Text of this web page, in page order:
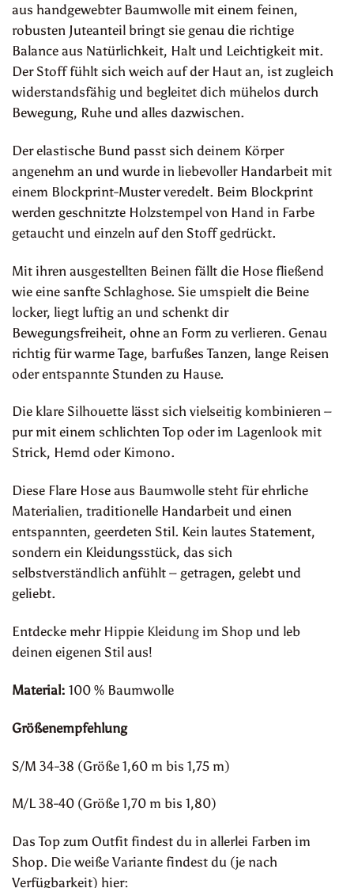
aus handgewebter Baumwolle mit einem feinen,
robusten Juteanteil bringt sie genau die richtige
Balance aus Natürlichkeit, Halt und Leichtigkeit mit.
Der Stoff fühlt sich weich auf der Haut an, ist zugleich
widerstandsfähig und begleitet dich mühelos durch
Bewegung, Ruhe und alles dazwischen.
Der elastische Bund passt sich deinem Körper
angenehm an und wurde in liebevoller Handarbeit mit
einem Blockprint-Muster veredelt. Beim Blockprint
werden geschnitzte Holzstempel von Hand in Farbe
getaucht und einzeln auf den Stoff gedrückt.
Mit ihren ausgestellten Beinen fällt die Hose fließend
wie eine sanfte Schlaghose. Sie umspielt die Beine
locker, liegt luftig an und schenkt dir
Bewegungsfreiheit, ohne an Form zu verlieren. Genau
richtig für warme Tage, barfußes Tanzen, lange Reisen
oder entspannte Stunden zu Hause.
Die klare Silhouette lässt sich vielseitig kombinieren –
pur mit einem schlichten Top oder im Lagenlook mit
Strick, Hemd oder Kimono.
Diese Flare Hose aus Baumwolle steht für ehrliche
Materialien, traditionelle Handarbeit und einen
entspannten, geerdeten Stil. Kein lautes Statement,
sondern ein Kleidungsstück, das sich
selbstverständlich anfühlt – getragen, gelebt und
geliebt.
Entdecke mehr Hippie Kleidung im Shop und leb
deinen eigenen Stil aus!
Material: 100 % Baumwolle
Größenempfehlung
S/M 34-38 (Größe 1,60 m bis 1,75 m)
M/L 38-40 (Größe 1,70 m bis 1,80)
Das Top zum Outfit findest du in allerlei Farben im
Shop. Die weiße Variante findest du (je nach
Verfügbarkeit) hier: